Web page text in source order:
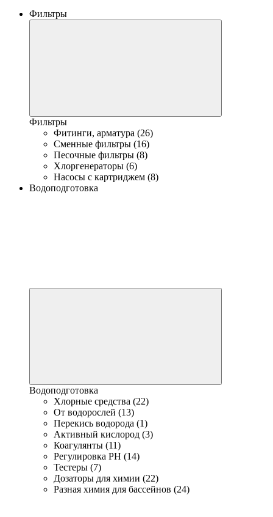
Фильтры
Фильтры
Фитинги, арматура (26)
Сменные фильтры (16)
Песочные фильтры (8)
Хлоргенераторы (6)
Насосы с картриджем (8)
Водоподготовка
Водоподготовка
Хлорные средства (22)
От водорослей (13)
Перекись водорода (1)
Активный кислород (3)
Коагулянты (11)
Регулировка PH (14)
Тестеры (7)
Дозаторы для химии (22)
Разная химия для бассейнов (24)